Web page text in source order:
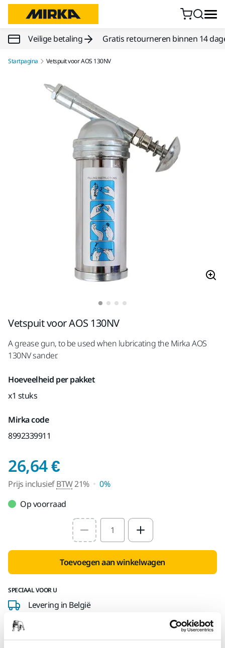
Doorgaan naar inhoud
Veilige betaling Gratis retourneren binnen 14
Startpagina Vetspuit voor AOS 130NV
Vetspuit voor AOS 130NV
A grease gun, to be used when lubricating the Mirka AOS
130NV sander.
Hoeveelheid per pakket
x1 stuks
Mirka code
8992339911
26,64 €Prijs inclusief BTW
Prijs inclusiefBTW21%
0%
Op voorraad
Select quantity value
Toevoegen aan winkelwagen
SPECIAAL VOOR U
Levering in België
Geen verzendkosten bij bestellingen vanaf €50,- incl.